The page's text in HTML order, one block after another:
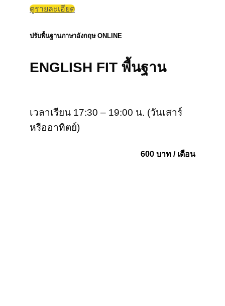
ดูรายละเอียด
ปรับพื้นฐานภาษาอังกฤษ ONLINE
ENGLISH FIT พื้นฐาน
เวลาเรียน 17:30 – 19:00 น. (วันเสาร์
หรืออาทิตย์)
600 บาท / เดือน